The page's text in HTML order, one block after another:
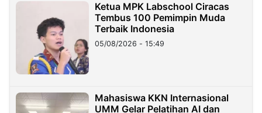
Ketua MPK Labschool Ciracas
Tembus 100 Pemimpin Muda
Terbaik Indonesia
05/08/2026 - 15:49
Mahasiswa KKN Internasional
UMM Gelar Pelatihan AI dan